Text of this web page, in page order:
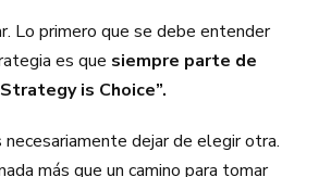
Lo primero que se debe entender
es que siempre parte de
is Choice”.
necesariamente dejar de elegir otra.
más que un camino para tomar